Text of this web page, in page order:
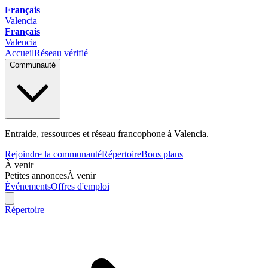
Français
Valencia
Français
Valencia
AccueilRéseau vérifié
Communauté
Entraide, ressources et réseau francophone à Valencia.
Rejoindre la communautéRépertoireBons plans
À venir
Petites annoncesÀ venir
ÉvénementsOffres d'emploi
Répertoire